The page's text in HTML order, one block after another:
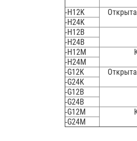
-H12K
-H24K
-H12B
-H24B
-H12M
-H24M
-G12K
-G24K
-G12B
-G24B
-G12M
-G24M